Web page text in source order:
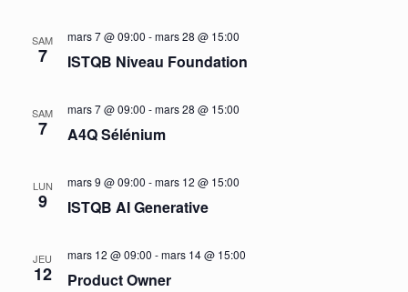
SAM
7 ISTQB Niveau Foundation
mars 7 @ 09:00 -mars 28 @ 15:00
SAM
7 A4Q Sélénium
mars 7 @ 09:00 -mars 28 @ 15:00
LUN
9 ISTQB AI Generative
mars 9 @ 09:00 -mars 12 @ 15:00
JEU
12 Product Owner
mars 12 @ 09:00 -mars 14 @ 15:00